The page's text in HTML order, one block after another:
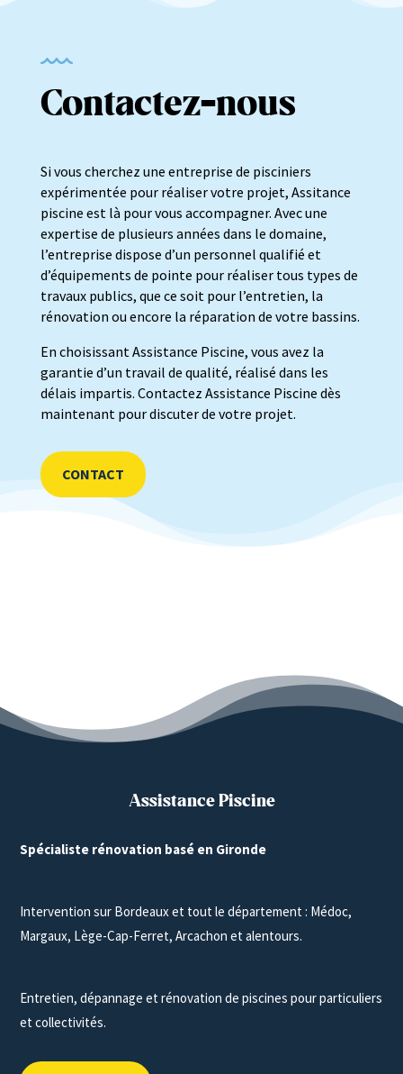
Contactez-nous
Si vous cherchez une entreprise de pisciniers
expérimentée pour réaliser votre projet, Assitance
piscine est là pour vous accompagner. Avec une
expertise de plusieurs années dans le domaine,
l’entreprise dispose d’un personnel qualifié et
d’équipements de pointe pour réaliser tous types de
travaux publics, que ce soit pour l’entretien, la
rénovation ou encore la réparation de votre bassins.
En choisissant Assistance Piscine, vous avez la
garantie d’un travail de qualité, réalisé dans les
délais impartis. Contactez Assistance Piscine dès
maintenant pour discuter de votre projet.
CONTACT
Assistance Piscine
Spécialiste rénovation basé en Gironde
Intervention sur Bordeaux et tout le département : Médoc,
Margaux, Lège-Cap-Ferret, Arcachon et alentours.
Entretien, dépannage et rénovation de piscines pour particuliers
et collectivités.